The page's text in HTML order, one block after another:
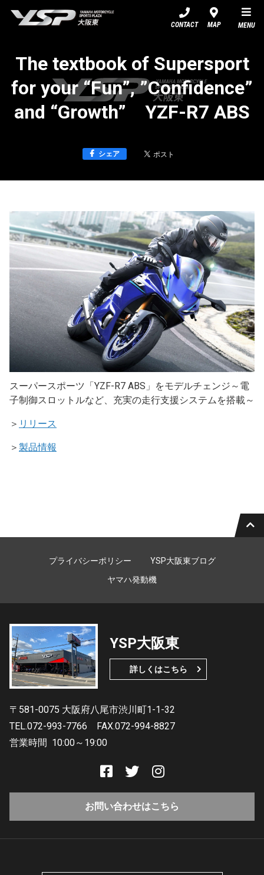
CONTACT MAP MENU
The textbook of Supersport
for your “Fun”, ”Confidence”
and “Growth” YZF-R7 ABS
シェア
スーパースポーツ「YZF-R7 ABS」をモデルチェンジ～電
子制御スロットルなど、充実の走行支援システムを搭載～
＞ リリース
＞ 製品情報
プライバシーポリシー
YSP大阪東ブログ
ヤマハ発動機
YSP大阪東
詳しくはこちら
〒581-0075 大阪府八尾市渋川町1-1-32
TEL.072-993-7766
FAX.072-994-8827
営業時間 10:00～19:00
お問い合わせはこちら